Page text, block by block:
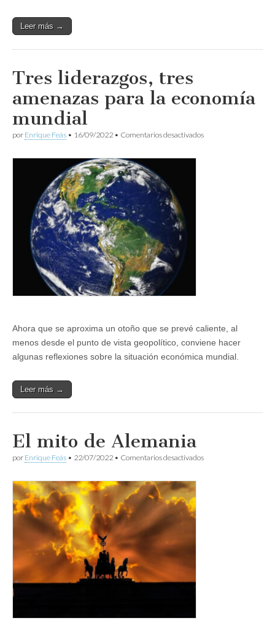
Leer más →
Tres liderazgos, tres
amenazas para la economía
mundial
por Enrique Feás • 16/09/2022 • Comentarios desactivadosen
Ahora que se aproxima un otoño que se prevé caliente, al
menos desde el punto de vista geopolítico, conviene hacer
algunas reflexiones sobre la situación económica mundial.
Leer más →
El mito de Alemania
por Enrique Feás • 22/07/2022 • Comentarios desactivadosen